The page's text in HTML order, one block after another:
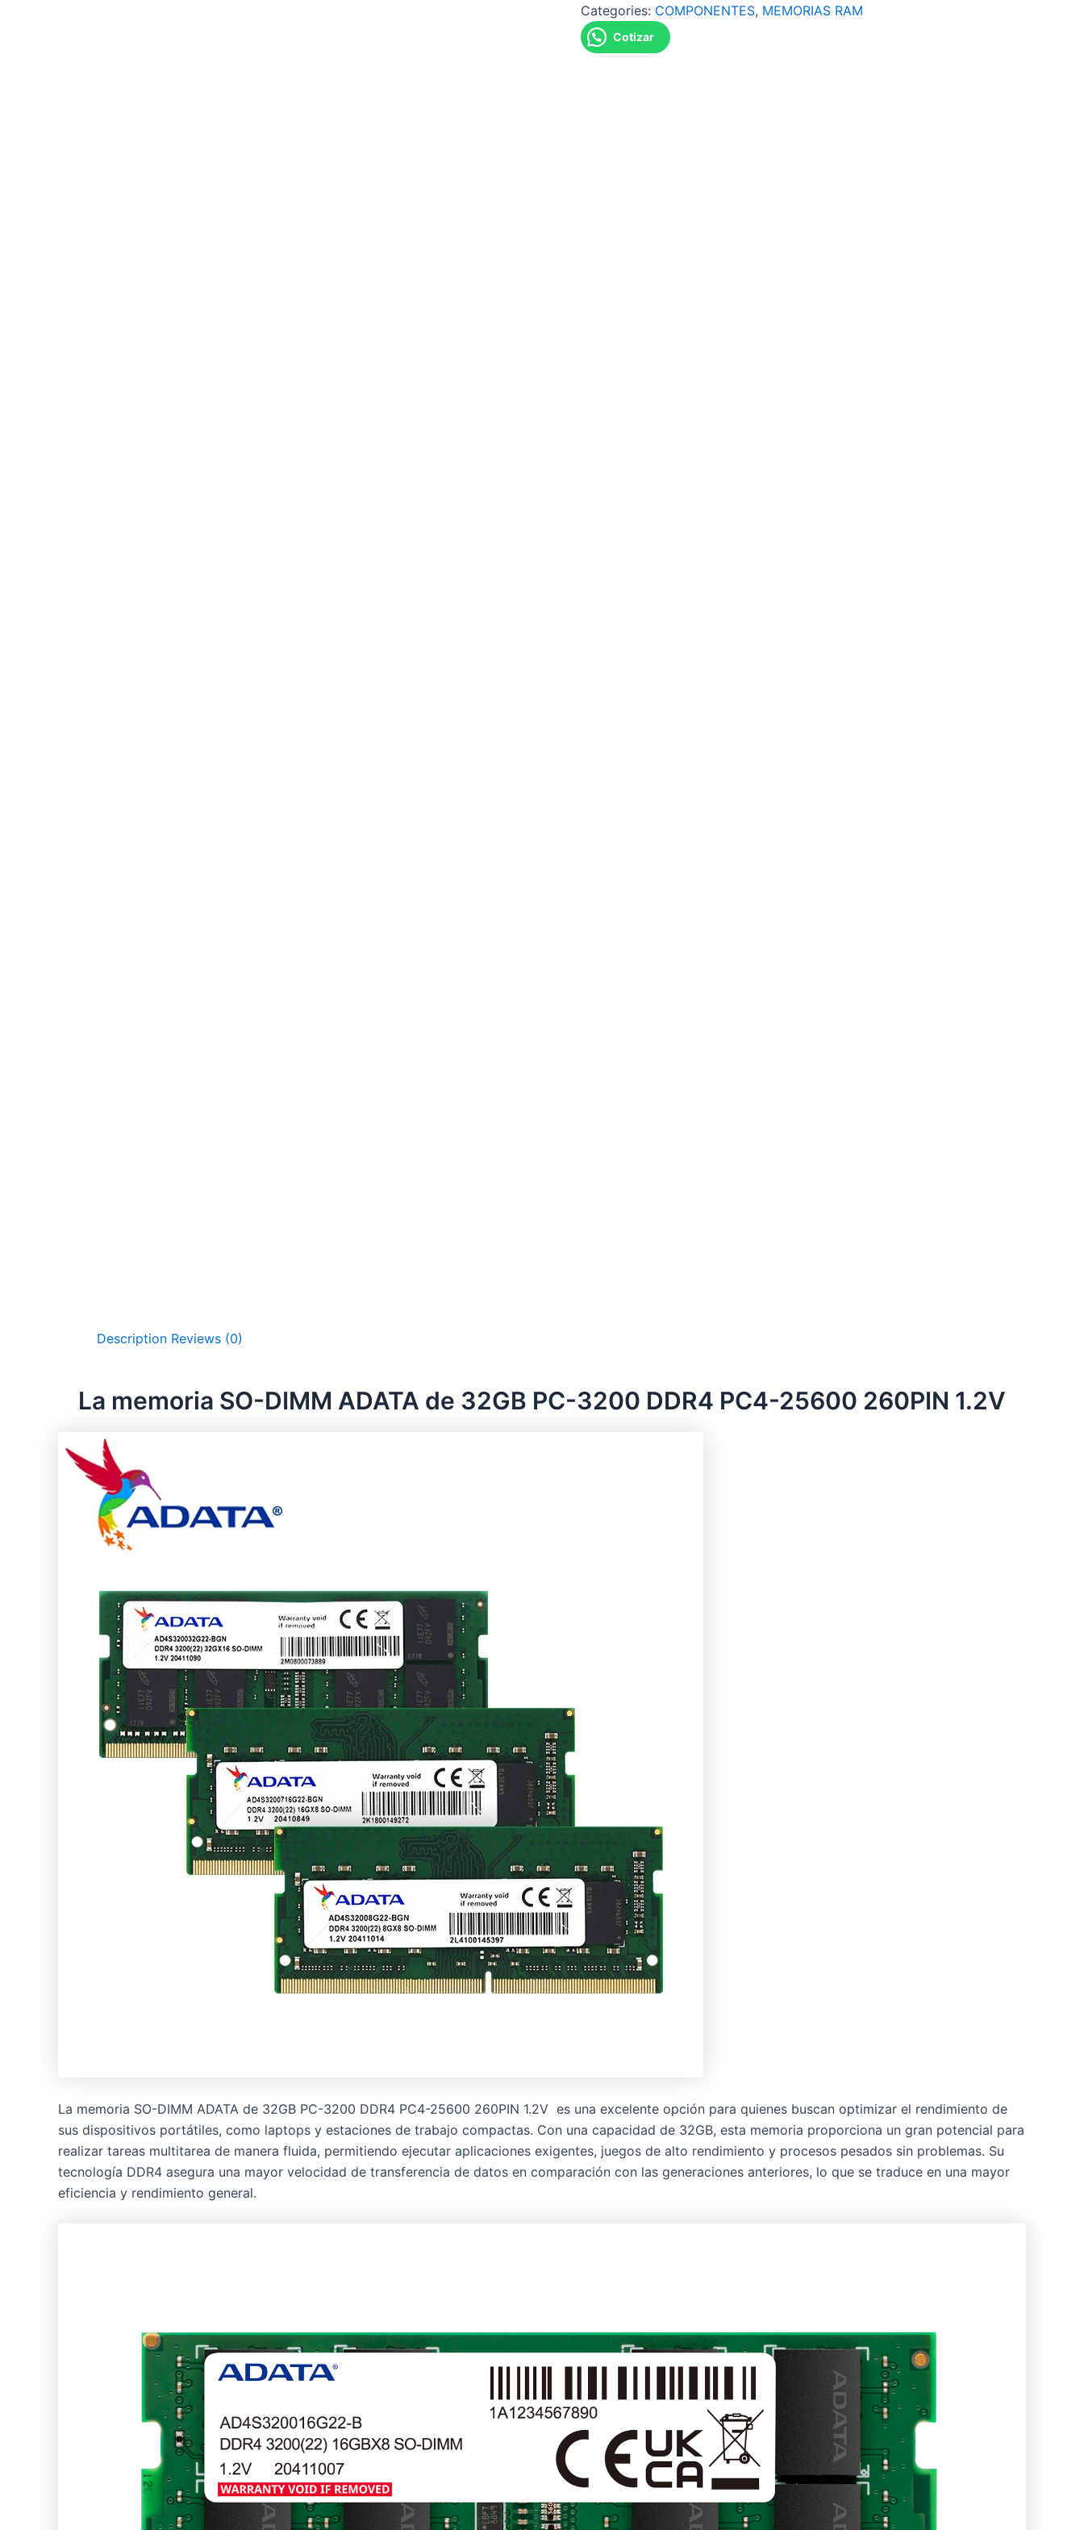
Categories: COMPONENTES, MEMORIAS RAM
Cotizar
Description Reviews (0)
La memoria SO-DIMM ADATA de 32GB PC-3200 DDR4 PC4-25600 260PIN 1.2V
La memoria SO-DIMM ADATA de 32GB PC-3200 DDR4 PC4-25600 260PIN 1.2V es una excelente opción para quienes buscan optimizar el rendimiento de
sus dispositivos portátiles, como laptops y estaciones de trabajo compactas. Con una capacidad de 32GB, esta memoria proporciona un gran potencial para
realizar tareas multitarea de manera fluida, permitiendo ejecutar aplicaciones exigentes, juegos de alto rendimiento y procesos pesados sin problemas. Su
tecnología DDR4 asegura una mayor velocidad de transferencia de datos en comparación con las generaciones anteriores, lo que se traduce en una mayor
eficiencia y rendimiento general.